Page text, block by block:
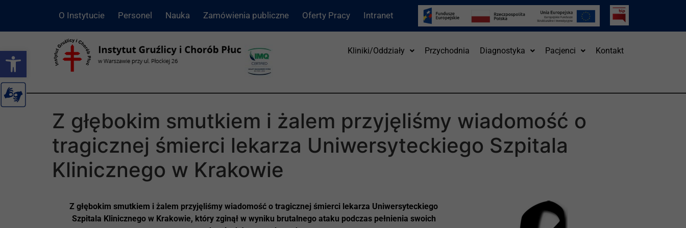
Otwórz pasek narzędzi
O Instytucie Personel Nauka Zamówienia publiczne Oferty Pracy Intranet
Kliniki/Oddziały Przychodnia Diagnostyka Pacjenci Kontakt
Z głębokim smutkiem i żalem przyjęliśmy wiadomość o
tragicznej śmierci lekarza Uniwersyteckiego Szpitala
Klinicznego w Krakowie
Z głębokim smutkiem i żalem przyjęliśmy wiadomość o tragicznej śmierci lekarza Uniwersyteckiego
Szpitala Klinicznego w Krakowie, który zginął w wyniku brutalnego ataku podczas pełnienia swoich